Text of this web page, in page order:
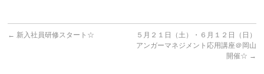
← 新入社員研修スタート☆
５月２１日（土）・６月１２日（日）
アンガーマネジメント応用講座＠岡山
開催☆ →